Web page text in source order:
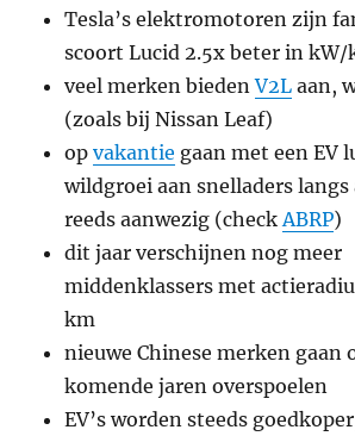
Tesla’s elektromotoren zijn
scoort Lucid 2.5x beter in kW/
veel merken biedenV2L aan,
(zoals bij Nissan Leaf)
opvakantie gaan met een EV
wildgroei aan snelladers
reeds aanwezig (checkABRP)
dit jaar verschijnen nog meer
middenklassers met
km
nieuwe Chinese merken gaan
komende jaren overspoelen
EV’s worden steeds